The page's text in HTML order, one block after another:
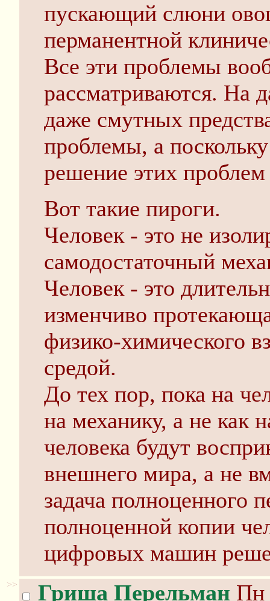
пускающий слюни
перманентной
Все эти проблемы
рассматриваются. На
даже смутных
проблемы, а
решение этих
Вот такие пироги.
Человек - это не
самодостаточный
Человек - это
изменчиво
физико-химического
средой.
До тех пор, пока на
на механику, а не как
человека будут
внешнего мира, а не
задача полноценного
полноценной копии
цифровых машин
>> Гриша Перельман Пн